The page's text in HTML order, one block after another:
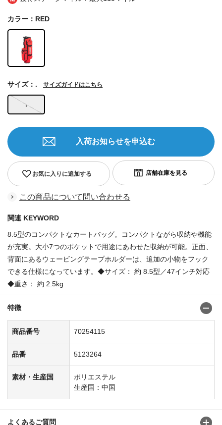
カラー：RED
.
サイズ：. サイズガイドはこちら
お気に入りに追加する
入荷お知らせを申込む
この商品について問い合わせる
関連 KEYWORD
8.5型のコンパクトなカートバッグ。コンパクトながら収納や機能
が充実。大小7つのポケットで用途にあわせた収納が可能。正面、
背面にあるウェービングテープホルダーは、追加の小物をフック
できる仕様になっています。◆サイズ： 約 8.5型／47インチ対応
◆重さ： 約 2.5kg
特徴
商品番号 70254115
品番 5123264
素材・生産国
ポリエステル
生産国：中国
よくあるご質問